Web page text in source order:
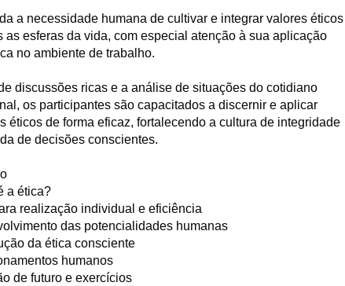
a necessidade humana de cultivar e integrar valores éticos
as esferas da vida, com especial atenção à sua aplicação
no ambiente de trabalho.
discussões ricas e a análise de situações do cotidiano
os participantes são capacitados a discernir e aplicar
éticos de forma eficaz, fortalecendo a cultura de integridade
de decisões conscientes.
a ética?
realização individual e eficiência
das potencialidades humanas
da ética consciente
humanos
de futuro e exercícios